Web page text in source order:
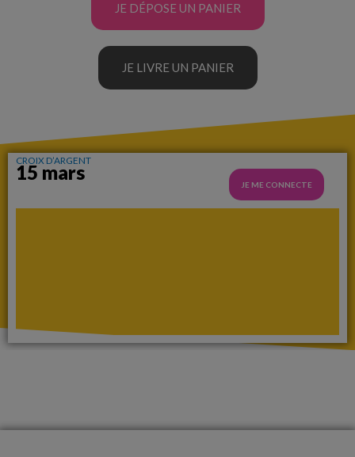
JE DÉPOSE UN PANIER
JE LIVRE UN PANIER
CROIX D’ARGENT
15 mars
JE ME CONNECTE